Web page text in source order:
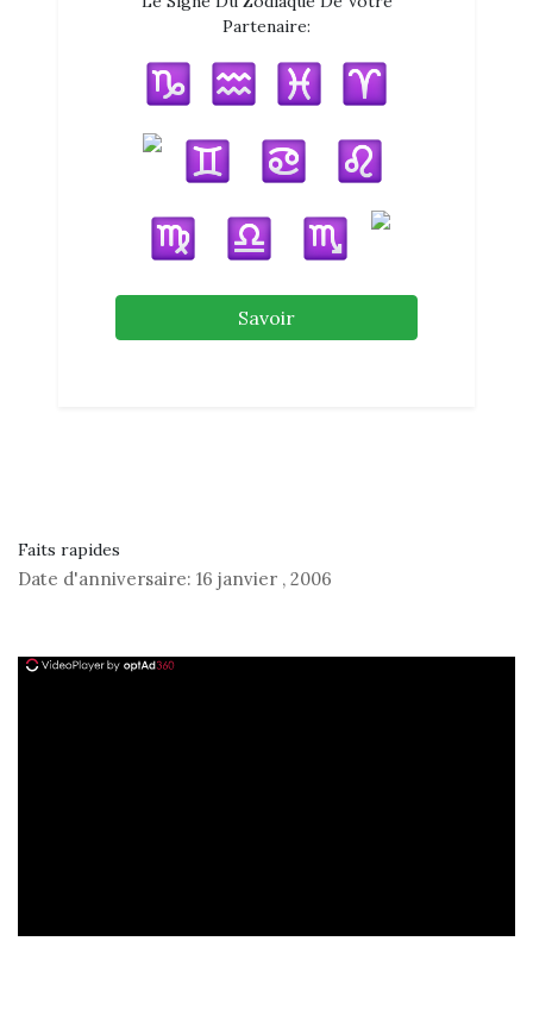
Partenaire:
Savoir
Faits rapides
Date d'anniversaire: 16 janvier , 2006